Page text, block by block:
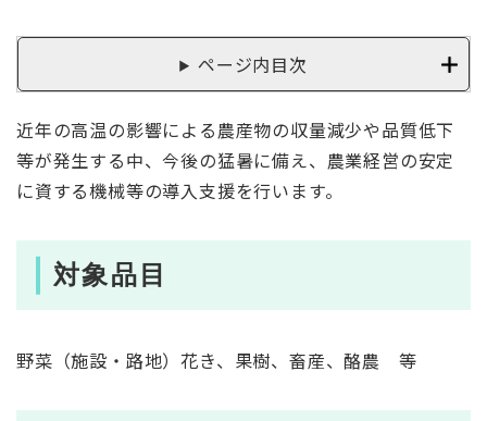
ページ内目次
近年の高温の影響による農産物の収量減少や品質低下
等が発生する中、今後の猛暑に備え、農業経営の安定
に資する機械等の導入支援を行います。
対象品目
野菜（施設・路地）花き、果樹、畜産、酪農 等